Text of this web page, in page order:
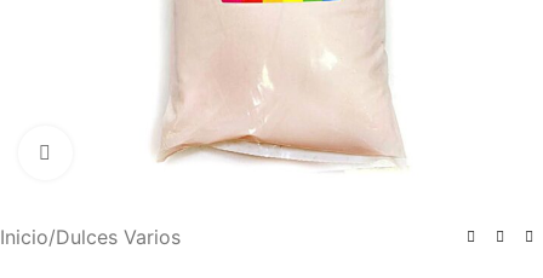
Haga clic para ampliar
Inicio/Dulces Varios